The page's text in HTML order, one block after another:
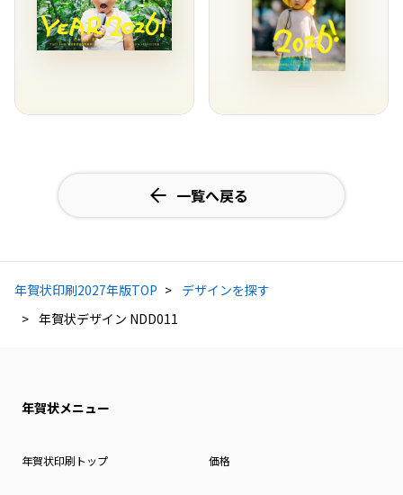
一覧へ戻る
年賀状印刷2027年版TOP
デザインを探す
年賀状デザイン NDD011
年賀状メニュー
年賀状印刷トップ 価格